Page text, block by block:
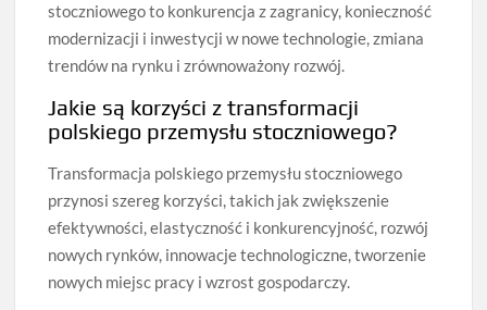
stoczniowego to konkurencja z zagranicy, konieczność
modernizacji i inwestycji w nowe technologie, zmiana
trendów na rynku i zrównoważony rozwój.
Jakie są korzyści z transformacji
polskiego przemysłu stoczniowego?
Transformacja polskiego przemysłu stoczniowego
przynosi szereg korzyści, takich jak zwiększenie
efektywności, elastyczność i konkurencyjność, rozwój
nowych rynków, innowacje technologiczne, tworzenie
nowych miejsc pracy i wzrost gospodarczy.